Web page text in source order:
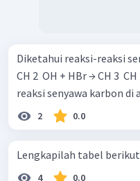
Diketahui reaksi-reaksi senyawa
CH 2 ​ OH + HBr → CH 3 ​ CH 2
reaksi senyawa karbon di
2 0.0
Lengkapilah tabel
4 0.0